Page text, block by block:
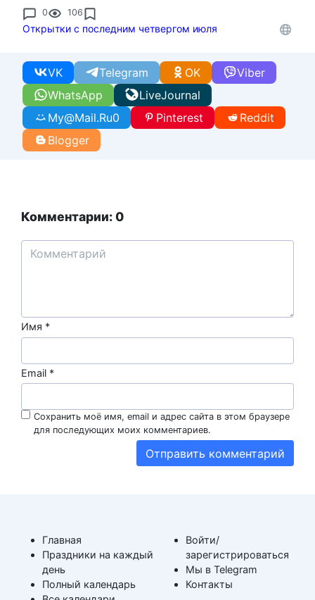
0 106
Открытки с последним четвергом июля
WhatsApp
VK Telegram Viber
OK
LiveJournal
My@Mail.Ru0 Pinterest
Reddit
Blogger
Комментарии: 0
Имя *
Email *
Сохранить моё имя, email и адрес сайта в этом браузере
для последующих моих комментариев.
Главная
Праздники на каждый
день
Полный календарь
Войти/
зарегистрироваться
Мы в Telegram
Контакты